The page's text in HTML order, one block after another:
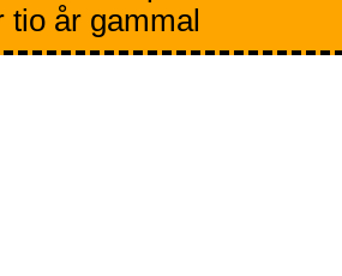
tio år gammal